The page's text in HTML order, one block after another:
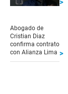
of
1
minute,
28
Abogado de
Cristian Diaz
confirma contrato
con Alianza Lima